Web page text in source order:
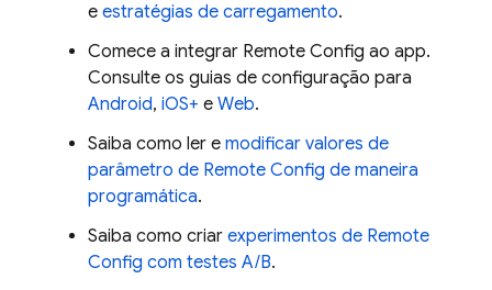
e estratégias de carregamento.
Comece a integrar Remote Config ao app.
Consulte os guias de configuração para
Android, iOS+ e Web.
Saiba como ler e modificar valores de
parâmetro de Remote Config de maneira
programática.
Saiba como criar experimentos de Remote
Config com testes A/B.